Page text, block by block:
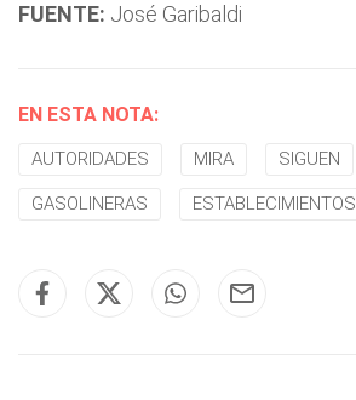
FUENTE: José Garibaldi
EN ESTA NOTA:
AUTORIDADES MIRA SIGUEN
GASOLINERAS ESTABLECIMIENTOS